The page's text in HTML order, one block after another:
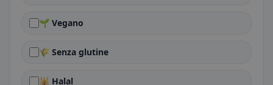
🌱 Vegano
🌾 Senza glutine
🕌 Halal